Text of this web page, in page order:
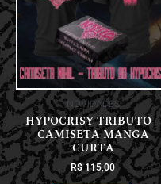
NOVIDADES
HYPOCRISY TRIBUTO –
CAMISETA MANGA
CURTA
R$115,00